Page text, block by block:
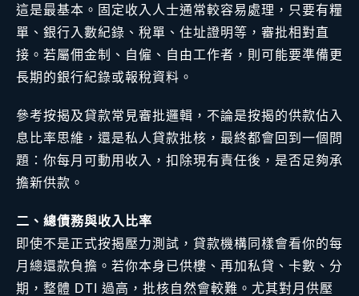
這是最基本。固定收入人士通常較容易處理，只要有糧
單、銀行入數紀錄、稅單、住址證明等，審批相對直
接。若屬佣金制、自僱、自由工作者，則可能要準備更
長期的銀行紀錄或報稅資料。
參考按揭及貸款常見審批邏輯，不論是按揭的供款佔入
息比率思維，還是私人貸款批核，最終都會回到一個問
題：你每月可動用收入，扣除現有責任後，是否足夠承
擔新供款。
二、總債務與收入比率
即使不是正式按揭壓力測試，貸款機構同樣會看你的每
月總還款負擔。若你本身已供樓、再加私貸、卡數、分
期，整體 DTI 過高，批核自然會較難。尤其對月供壓